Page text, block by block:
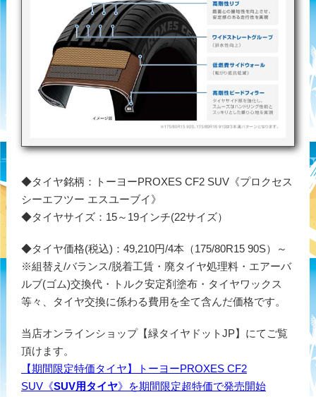
◆タイヤ銘柄：トーヨーPROXES CF2 SUV《プロクセス
シーエフツー エスユーブイ》
◆タイヤサイズ：15～19インチ(22サイズ）
◆タイヤ価格(税込)：49,210円/4本（175/80R15 90S）～
※組替え/バランス/脱着工賃・廃タイヤ処理料・エアーバ
ルブ(ゴム)交換代・トルク安定剤塗布・タイヤワックス
等々、タイヤ交換に係わる費用を全て含んだ価格です。
当店オンラインショップ【緑タイヤドットJP】にてご覧
頂けます。
【期間限定特価タイヤ】トーヨーPROXES CF2
SUV《SUV用タイヤ》を期間限定超特価で発売開始